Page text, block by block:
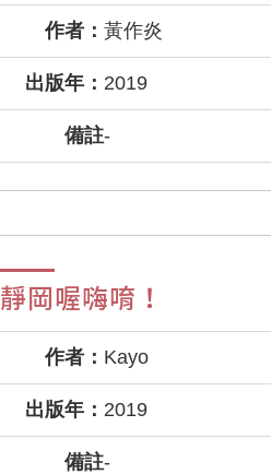
作者： 黃作炎
出版年： 2019
備註-
靜岡喔嗨唷！
作者： Kayo
出版年： 2019
備註-